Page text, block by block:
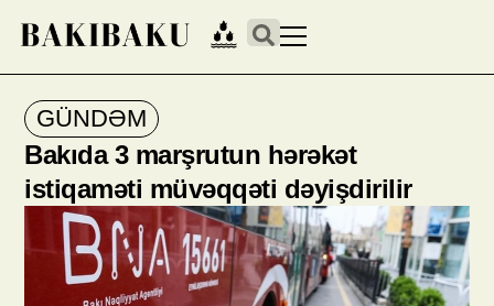
GÜNDƏM
Bakıda 3 marşrutun hərəkət
istiqaməti müvəqqəti dəyişdirilir